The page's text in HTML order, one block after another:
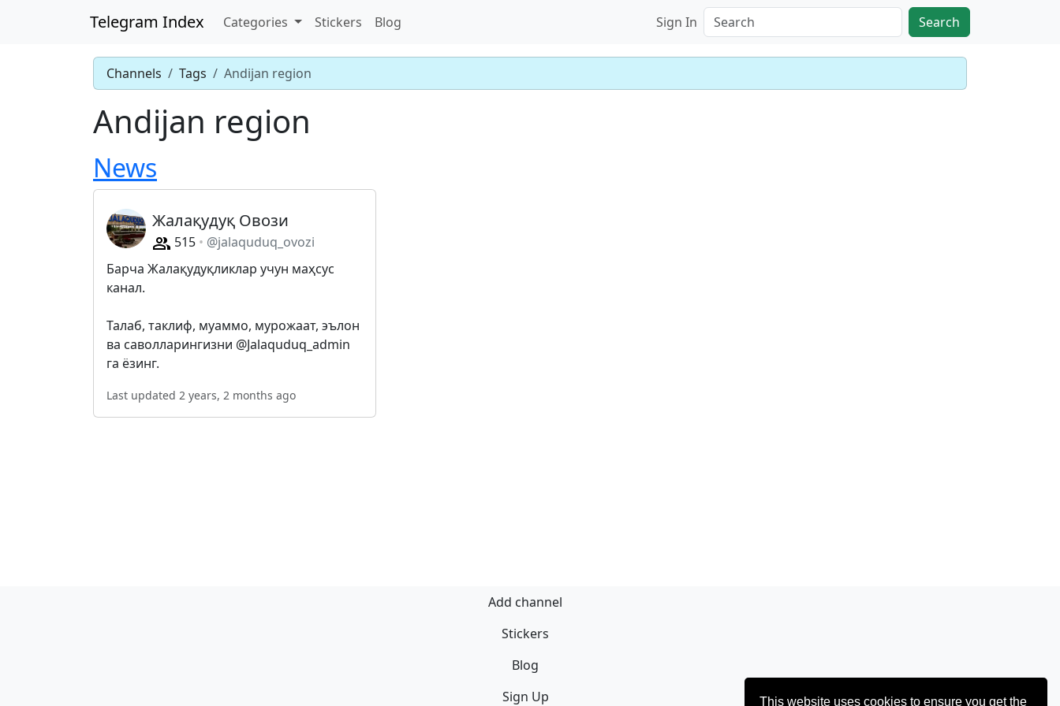
This website uses cookies to ensure you get the
Telegram Index Categories Stickers Blog Sign In Search
Channels Tags Andijan region
Andijan region
News
Жалақудуқ Овози
515
@jalaquduq_ovozi
Барча Жалақудуқликлар учун маҳсус
канал.
Талаб, таклиф, муаммо, мурожаат, эълон
ва саволларингизни @Jalaquduq_admin
га ёзинг.
Last updated 2 years, 2 months ago
Add channel
Stickers
Blog
Sign Up